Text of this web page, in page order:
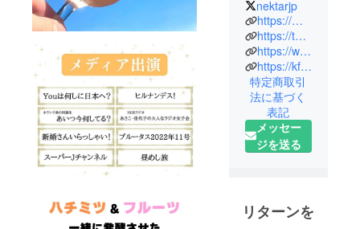
テム開発を
主軸とした
技術者の集
団でした
が、2017年
に酒販事業
をスタート
し、気付け
ば酒類製造
豪のエレナ
nektarjp
https://meadery.jp/
https://twitter.com/nektarjp
https://www.instagram.com/chichibumead_nektar/
https://kf-works.co.jp/
特定商取引
法に基づく
表記
メッセー
ジを送る
リターンを